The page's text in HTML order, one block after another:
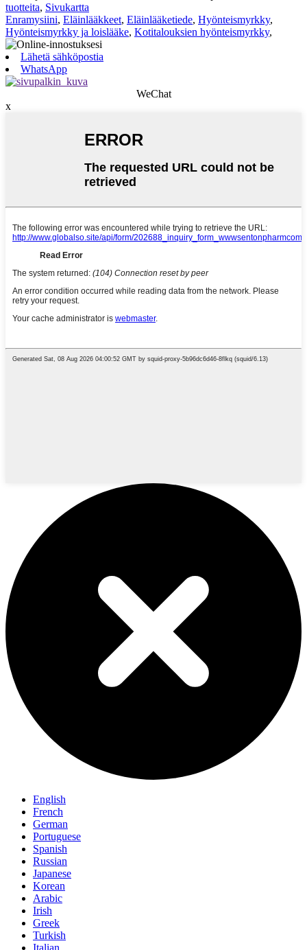
tuotteita, Sivukartta
Enramysiini, Eläinlääkkeet, Eläinlääketiede, Hyönteismyrkky,
Hyönteismyrkky ja loislääke, Kotitalouksien hyönteismyrkky,
Lähetä sähköpostia
WhatsApp
WeChat
x
English
French
German
Portuguese
Spanish
Russian
Japanese
Korean
Arabic
Irish
Greek
Turkish
Italian